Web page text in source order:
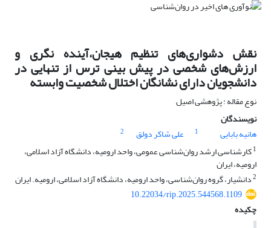
نقش دشواری‌های تنظیم هیجان،آینده نگری و
ارزش‌های شخصی در پیش بینی ترس از تنهایی در
دانشجویان دارای نشانگان اختلال شخصیت وابسته
نوع مقاله : پژوهشی اصیل
نویسندگان
هانیه بابایی
1 علی شاکر دولق
2
1کارشناسی ارشد روان‌شناسی عمومی، واحد ارومیه، دانشگاه آزاد اسلامی،
ارومیه، ایران
2دانشیار، گروه روان‌شناسی، واحد ارومیه، دانشگاه آزاد اسلامی، ارومیه. ایران
10.22034/rip.2025.544568.1109
چکیده